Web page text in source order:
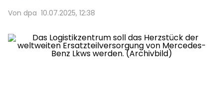
Von dpa 10.07.2025, 12:38